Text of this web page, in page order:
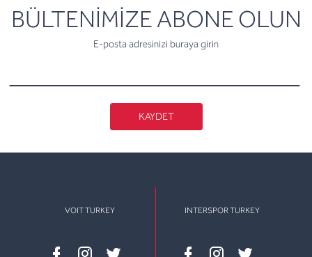
BÜLTENİMİZE ABONE OLUN
E-posta adresinizi buraya girin
newsletter
KAYDET
VOIT TURKEY INTERSPOR TURKEY